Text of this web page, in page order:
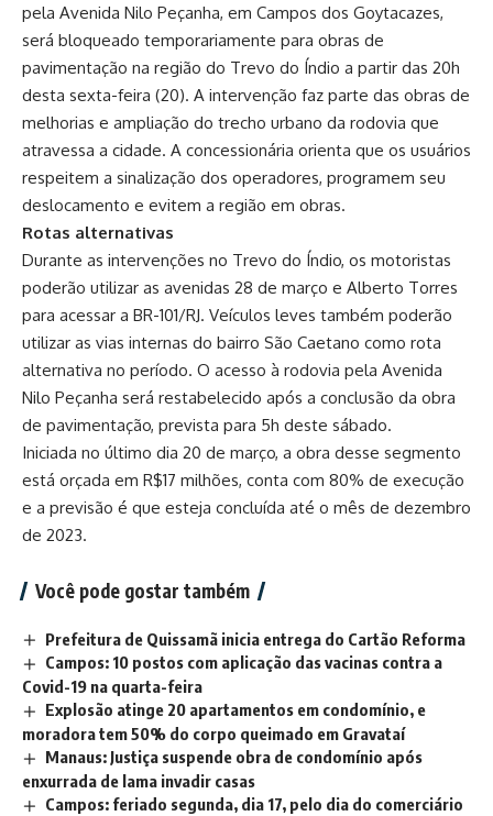
pela Avenida Nilo Peçanha, em Campos dos Goytacazes,
será bloqueado temporariamente para obras de
pavimentação na região do Trevo do Índio a partir das 20h
desta sexta-feira (20). A intervenção faz parte das obras de
melhorias e ampliação do trecho urbano da rodovia que
atravessa a cidade. A concessionária orienta que os usuários
respeitem a sinalização dos operadores, programem seu
deslocamento e evitem a região em obras.
Rotas alternativas
Durante as intervenções no Trevo do Índio, os motoristas
poderão utilizar as avenidas 28 de março e Alberto Torres
para acessar a BR-101/RJ. Veículos leves também poderão
utilizar as vias internas do bairro São Caetano como rota
alternativa no período. O acesso à rodovia pela Avenida
Nilo Peçanha será restabelecido após a conclusão da obra
de pavimentação, prevista para 5h deste sábado.
Iniciada no último dia 20 de março, a obra desse segmento
está orçada em R$17 milhões, conta com 80% de execução
e a previsão é que esteja concluída até o mês de dezembro
de 2023.
Você pode gostar também
Prefeitura de Quissamã inicia entrega do Cartão Reforma
Campos: 10 postos com aplicação das vacinas contra a
Covid-19 na quarta-feira
Explosão atinge 20 apartamentos em condomínio, e
moradora tem 50% do corpo queimado em Gravataí
Manaus: Justiça suspende obra de condomínio após
enxurrada de lama invadir casas
Campos: feriado segunda, dia 17, pelo dia do comerciário